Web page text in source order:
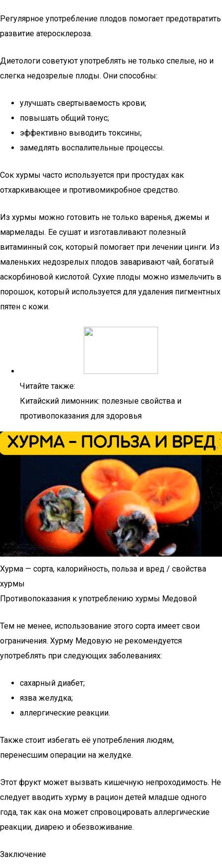
Регулярное употребление плодов помогает предотвратить
развитие атеросклероза.
Диетологи советуют употреблять не только спелые, но и
слегка недозрелые плоды. Они способны:
улучшать свертываемость крови;
повышать общий тонус;
эффективно выводить токсины;
замедлять воспалительные процессы.
Сок хурмы часто используется при простудах как
отхаркивающее и противомикробное средство.
Из хурмы можно готовить не только варенья, джемы и
мармелады. Ее сушат и изготавливают полезный
витаминный сок, который помогает при лечении цинги. Из
маленьких недозрелых плодов заваривают чай, богатый
аскорбиновой кислотой. Сухие плоды можно измельчить в
порошок, который используется для удаления пигментных
пятен с кожи.
Читайте также:
Китайский лимонник: полезные свойства и
противопоказания для здоровья
Хурма — сорта, калорийность, польза и вред / свойства
хурмы
Противопоказания к употреблению хурмы Медовой
Тем не менее, использование этого сорта имеет свои
ограничения. Хурму Медовую не рекомендуется
употреблять при следующих заболеваниях:
сахарный диабет;
язва желудка;
аллергические реакции.
Также стоит избегать её употребления людям,
перенесшим операции на желудке.
Этот фрукт может вызвать кишечную непроходимость. Не
следует вводить хурму в рацион детей младше одного
года, так как она может спровоцировать аллергические
реакции, диарею и обезвоживание.
Заключение